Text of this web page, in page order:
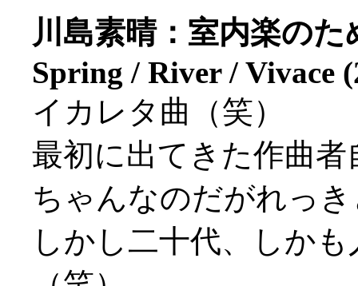
川島素晴：室内楽の
Spring / River / Vivace
イカレタ曲（笑）
最初に出てきた作曲
ちゃんなのだがれっ
しかし二十代、しか